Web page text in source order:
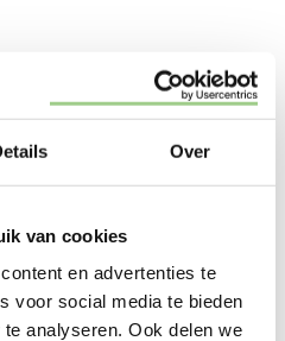
Over
van cookies
en advertenties te
voor social media te bieden
analyseren. Ook delen we
zijn we